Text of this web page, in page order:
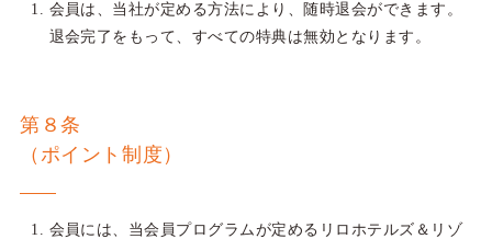
会員は、当社が定める方法により、随時退会ができます。
退会完了をもって、すべての特典は無効となります。
第８条
（ポイント制度）
会員には、当会員プログラムが定めるリロホテルズ＆リゾ